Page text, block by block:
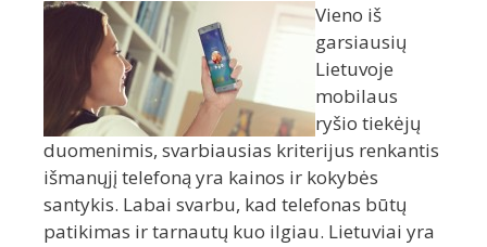
Vieno iš
garsiausių
Lietuvoje
mobilaus
ryšio tiekėjų
duomenimis, svarbiausias kriterijus renkantis
išmanųjį telefoną yra kainos ir kokybės
santykis. Labai svarbu, kad telefonas būtų
patikimas ir tarnautų kuo ilgiau. Lietuviai yra